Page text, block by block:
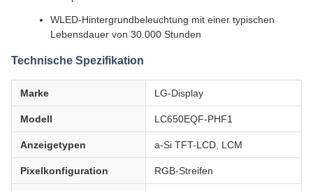
WLED-Hintergrundbeleuchtung mit einer typischen
Lebensdauer von 30.000 Stunden
Technische Spezifikation
Marke LG-Display
Modell LC650EQF-PHF1
Anzeigetypen a-Si TFT-LCD, LCM
Pixelkonfiguration RGB-Streifen